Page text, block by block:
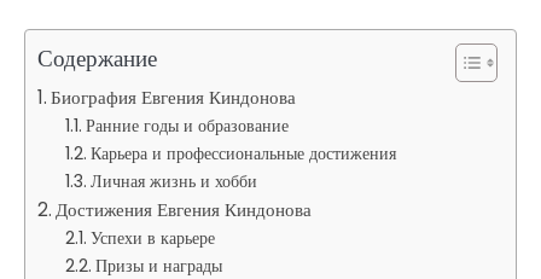
Содержание
Биография Евгения Киндонова
Ранние годы и образование
Карьера и профессиональные достижения
Личная жизнь и хобби
Достижения Евгения Киндонова
Успехи в карьере
Призы и награды